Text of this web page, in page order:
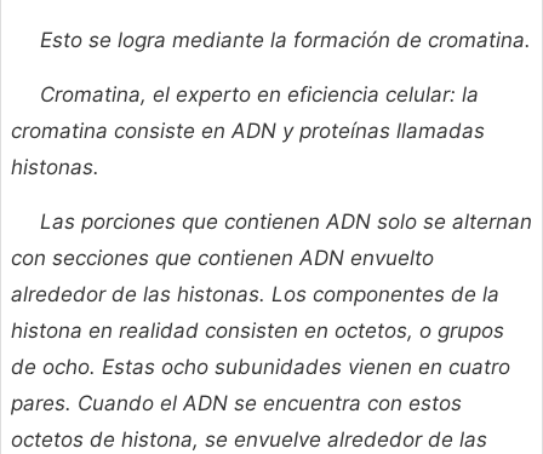
Esto se logra mediante la formación de cromatina.
Cromatina, el experto en eficiencia celular: la
cromatina consiste en ADN y proteínas llamadas
histonas.
Las porciones que contienen ADN solo se alternan
con secciones que contienen ADN envuelto
alrededor de las histonas. Los componentes de la
histona en realidad consisten en octetos, o grupos
de ocho. Estas ocho subunidades vienen en cuatro
pares. Cuando el ADN se encuentra con estos
octetos de histona, se envuelve alrededor de las